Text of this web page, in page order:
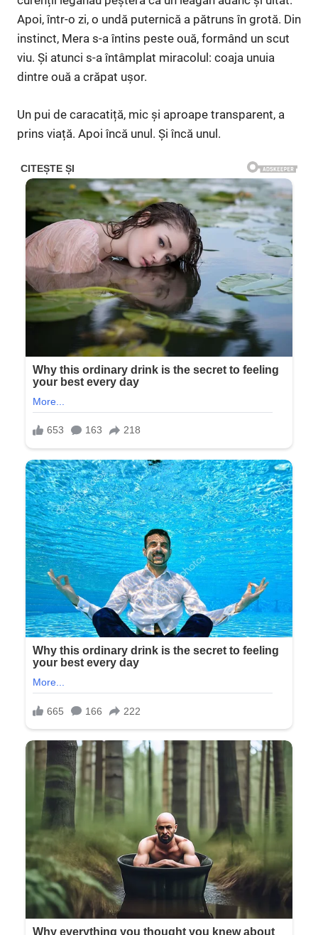
Apoi, într-o zi, o undă puternică a pătruns în grotă. Din
instinct, Mera s-a întins peste ouă, formând un scut
viu. Și atunci s-a întâmplat miracolul: coaja unuia
dintre ouă a crăpat ușor.
Un pui de caracatiță, mic și aproape transparent, a
prins viață. Apoi încă unul. Și încă unul.